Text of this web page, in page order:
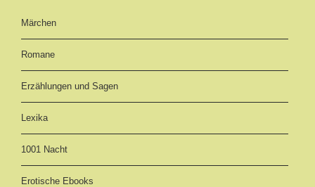
Märchen
Romane
Erzählungen und Sagen
Lexika
1001 Nacht
Erotische Ebooks